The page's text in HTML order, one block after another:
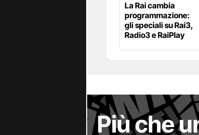
La Rai cambia
programmazione:
gli speciali su Rai3,
Radio3 e RaiPlay
Più che